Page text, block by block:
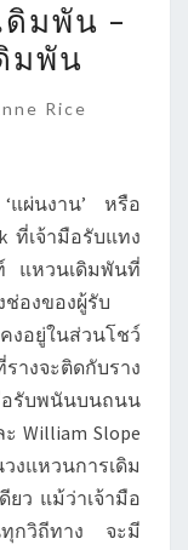
ดิมพัน –
มพัน
Rice
แผ่นงาน’ หรือ
ที่เจ้ามือรับแทง
แหวนเดิมพันที่
องของผู้รับ
อยู่ในส่วนโชว์
จะติดกับราง
รับพนันบนถนน
William Slope
งแหวนการเดิม
ว แม้ว่าเจ้ามือ
ทุกวิถีทาง จะมี